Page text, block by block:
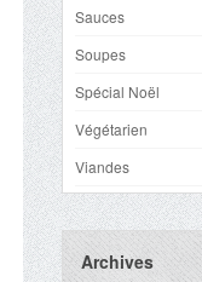
Sauces
Soupes
Spécial Noël
Végétarien
Viandes
Archives